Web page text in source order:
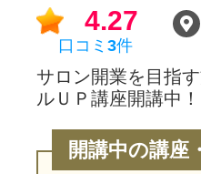
4.27
口コミ 3件
サロン開業を目指
ルＵＰ講座開講中
開講中の講座